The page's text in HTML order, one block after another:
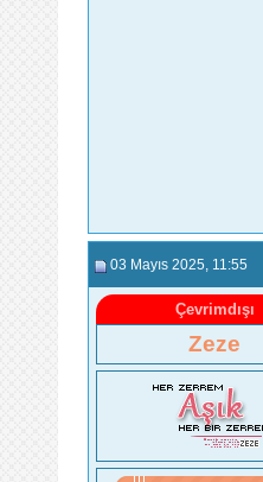
03 Mayıs 2025 , 11:55
Çevrimdışı
Zeze